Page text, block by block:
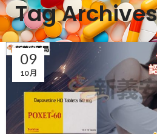
Tag
09
10 月